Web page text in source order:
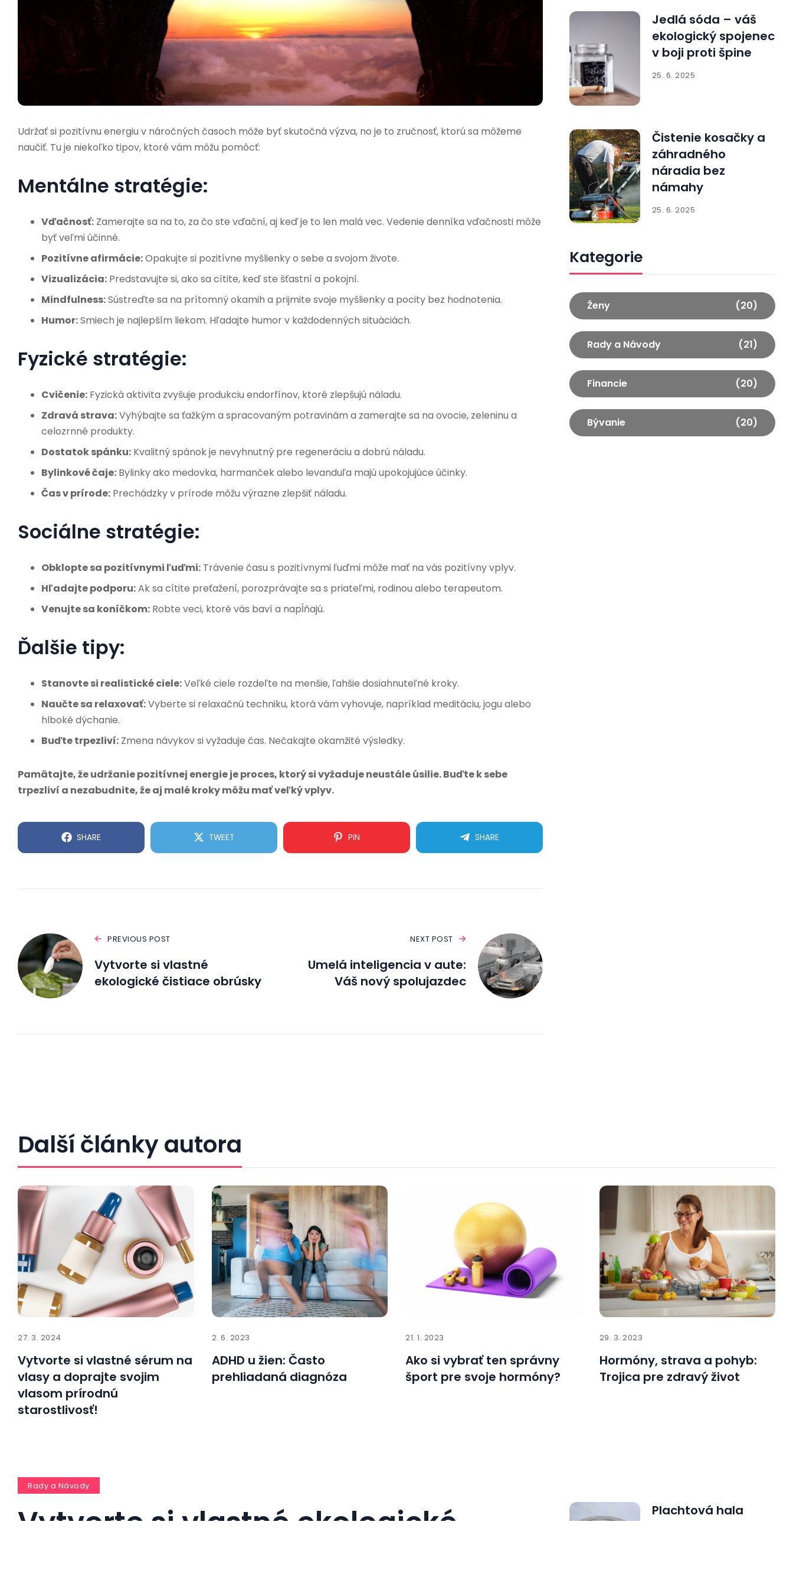
Udržať si pozitívnu energiu v náročných časoch môže byť skutočná výzva, no je to zručnosť, ktorú sa môžeme
naučiť. Tu je niekoľko tipov, ktoré vám môžu pomôcť:
Mentálne stratégie:
Vďačnosť: Zamerajte sa na to, za čo ste vďační, aj keď je to len malá vec. Vedenie denníka vďačnosti môže
byť veľmi účinné.
Pozitívne afirmácie:Opakujte si pozitívne myšlienky o sebe a svojom živote.
Vizualizácia: Predstavujte si, ako sa cítite, keď ste šťastní a pokojní.
Mindfulness:Sústreďte sa na prítomný okamih a prijmite svoje myšlienky a pocity bez hodnotenia.
Humor:Smiech je najlepším liekom. Hľadajte humor v každodenných situáciách.
Fyzické stratégie:
Cvičenie: Fyzická aktivita zvyšuje produkciu endorfínov, ktoré zlepšujú náladu.
Zdravá strava:Vyhýbajte sa ťažkým a spracovaným potravinám a zamerajte sa na ovocie, zeleninu a
celozrnné produkty.
Dostatok spánku: Kvalitný spánok je nevyhnutný pre regeneráciu a dobrú náladu.
Bylinkové čaje: Bylinky ako medovka, harmanček alebo levanduľa majú upokojujúce účinky.
Čas v prírode: Prechádzky v prírode môžu výrazne zlepšiť náladu.
Sociálne stratégie:
Obklopte sa pozitívnymi ľuďmi: Trávenie času s pozitívnymi ľuďmi môže mať na vás pozitívny vplyv.
Hľadajte podporu:Ak sa cítite preťažení, porozprávajte sa s priateľmi, rodinou alebo terapeutom.
Venujte sa koníčkom: Robte veci, ktoré vás baví a napĺňajú.
Ďalšie tipy:
Stanovte si realistické ciele:Veľké ciele rozdeľte na menšie, ľahšie dosiahnuteľné kroky.
Naučte sa relaxovať:Vyberte si relaxačnú techniku, ktorá vám vyhovuje, napríklad meditáciu, jogu alebo
hlboké dýchanie.
Buďte trpezliví: Zmena návykov si vyžaduje čas. Nečakajte okamžité výsledky.
Pamätajte, že udržanie pozitívnej energie je proces, ktorý si vyžaduje neustále úsilie. Buďte k sebe
trpezliví a nezabudnite, že aj malé kroky môžu mať veľký vplyv.
SHARE TWEET PIN SHARE
PREVIOUS POST
Vytvorte si vlastné
ekologické čistiace obrúsky
NEXT POST
Umelá inteligencia v aute:
Váš nový spolujazdec
Jedlá sóda – váš
ekologický spojenec
v boji proti špine
25. 6. 2025
Čistenie kosačky a
záhradného
náradia bez
námahy
25. 6. 2025
Kategorie
Ženy (20)
Rady a Návody (21)
Financie (20)
Bývanie (20)
Další články autora
27. 3. 2024
Vytvorte si vlastné sérum na
vlasy a doprajte svojim
vlasom prírodnú
starostlivosť!
2. 6. 2023
ADHD u žien: Často
prehliadaná diagnóza
21. 1. 2023
Ako si vybrať ten správny
šport pre svoje hormóny?
29. 3. 2023
Hormóny, strava a pohyb:
Trojica pre zdravý život
Rady a Návody
Vytvorte si vlastné ekologické
Plachtová hala